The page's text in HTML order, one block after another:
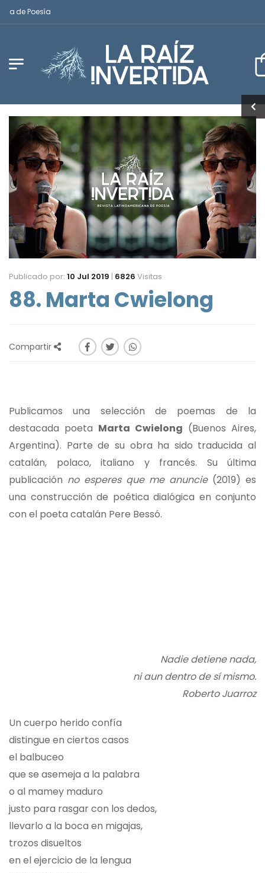
Poesía
Publicado por: 10 Jul 2019 | 6826 Visitas
88. Marta Cwielong
Compartir
Publicamos una selección de poemas de la
destacada poeta Marta Cwielong (Buenos Aires,
Argentina). Parte de su obra ha sido traducida al
catalán, polaco, italiano y francés. Su última
publicación no esperes que me anuncie(2019) es
una construcción de poética dialógica en conjunto
con el poeta catalán Pere Bessó.
Nadie detiene nada,
ni aun dentro de sí mismo.
Roberto Juarroz
Un cuerpo herido confía
distingue en ciertos casos
el balbuceo
que se asemeja a la palabra
o al mamey maduro
justo para rasgar con los dedos,
llevarlo a la boca en migajas,
trozos disueltos
en el ejercicio de la lengua